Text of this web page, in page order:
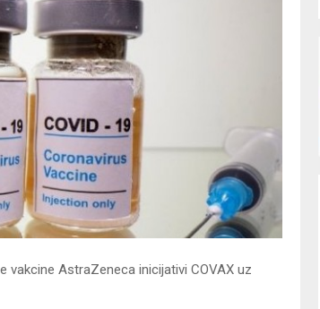
vakcine AstraZeneca inicijativi COVAX uz